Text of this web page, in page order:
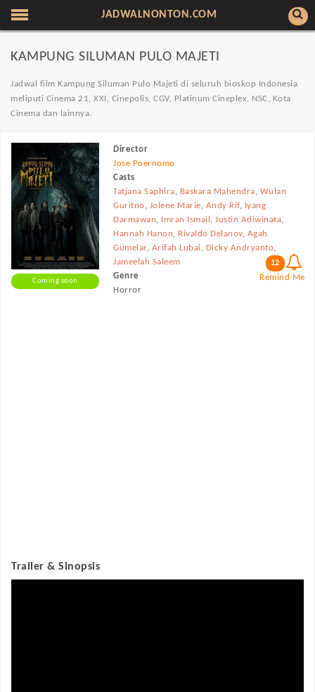
JADWALNONTON.COM
KAMPUNG SILUMAN PULO MAJETI
Jadwal film Kampung Siluman Pulo Majeti di seluruh bioskop Indonesia
meliputi Cinema 21, XXI, Cinepolis, CGV, Platinum Cineplex, NSC, Kota
Cinema dan lainnya.
Coming soon
Director
Jose Poernomo
Casts
Tatjana Saphira, Baskara Mahendra, Wulan
Guritno, Jolene Marie, Andy Rif, Iyang
Darmawan, Imran Ismail ,Justin Adiwinata,
Hannah Hanon, Rivaldo Delanov, Agah
Gumelar, Arifah Lubai, Dicky Andryanto,
Jameelah Saleem
Genre
Horror
12
Remind Me
Trailer & Sinopsis